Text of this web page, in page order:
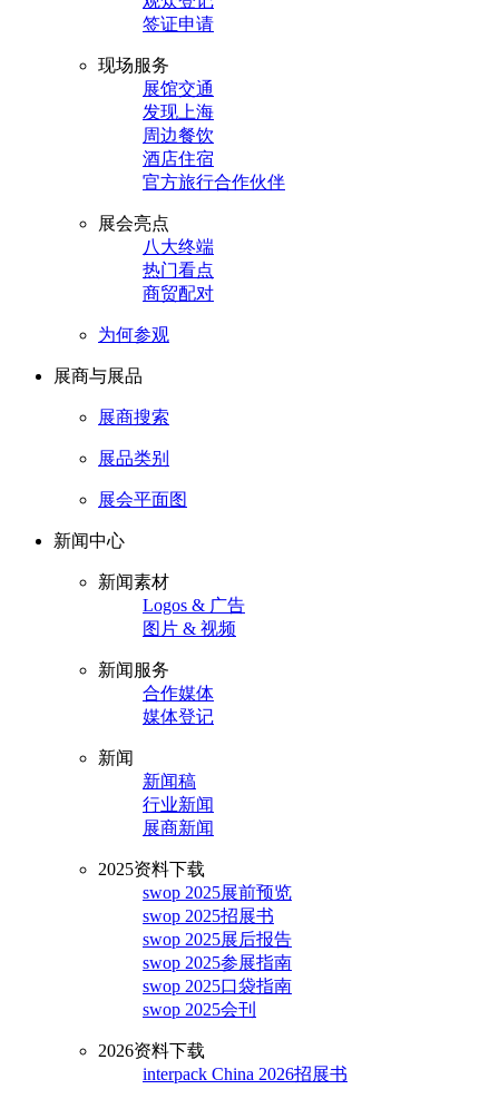
签证申请
现场服务
展馆交通
发现上海
周边餐饮
酒店住宿
官方旅行合作伙伴
展会亮点
八大终端
热门看点
商贸配对
为何参观
展商与展品
展商搜索
展品类别
展会平面图
新闻中心
新闻素材
Logos & 广告
图片 & 视频
新闻服务
合作媒体
媒体登记
新闻
新闻稿
行业新闻
展商新闻
2025资料下载
swop 2025展前预览
swop 2025招展书
swop 2025展后报告
swop 2025参展指南
swop 2025口袋指南
swop 2025会刊
2026资料下载
interpack China 2026招展书